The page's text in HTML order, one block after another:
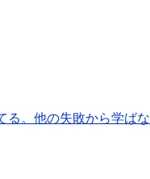
る。他の失敗から学ばな